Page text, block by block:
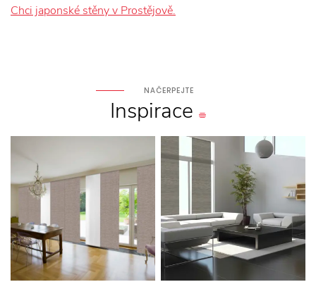
Chci japonské stěny v Prostějově.
NAČERPEJTE
Inspirace